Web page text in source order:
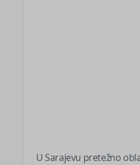
U Sarajevu pretežno